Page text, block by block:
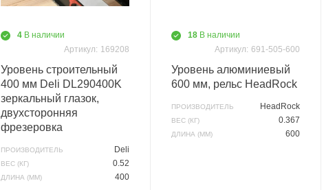
4 В наличии
Артикул: 169208
Уровень строительный
400 мм Deli DL290400K
зеркальный глазок,
двухсторонняя
фрезеровка
ПРОИЗВОДИТЕЛЬ Deli
ВЕС (КГ) 0.52
ДЛИНА (ММ) 400
18 В наличии
Артикул: 691-505-600
Уровень алюминиевый
600 мм, рельс HeadRock
ПРОИЗВОДИТЕЛЬ HeadRock
ВЕС (КГ) 0.367
ДЛИНА (ММ) 600